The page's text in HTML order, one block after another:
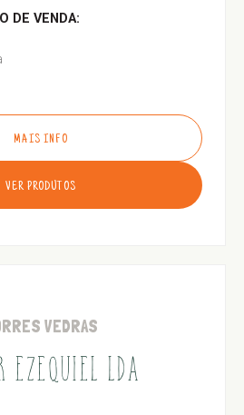
DE VENDA:
MAIS INFO
VER PRODUTOS
VEDRAS
EZEQUIEL LDA